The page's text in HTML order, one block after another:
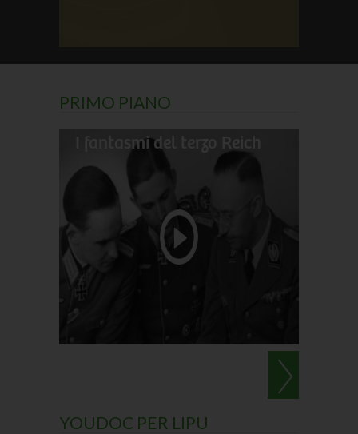
PRIMO PIANO
I fantasmi del terzo Reich
YOUDOC PER LIPU